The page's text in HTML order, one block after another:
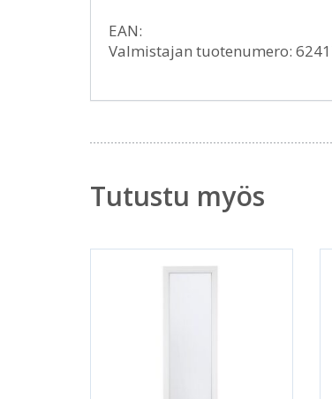
EAN:
Valmistajan tuotenumero:
Tutustu myös